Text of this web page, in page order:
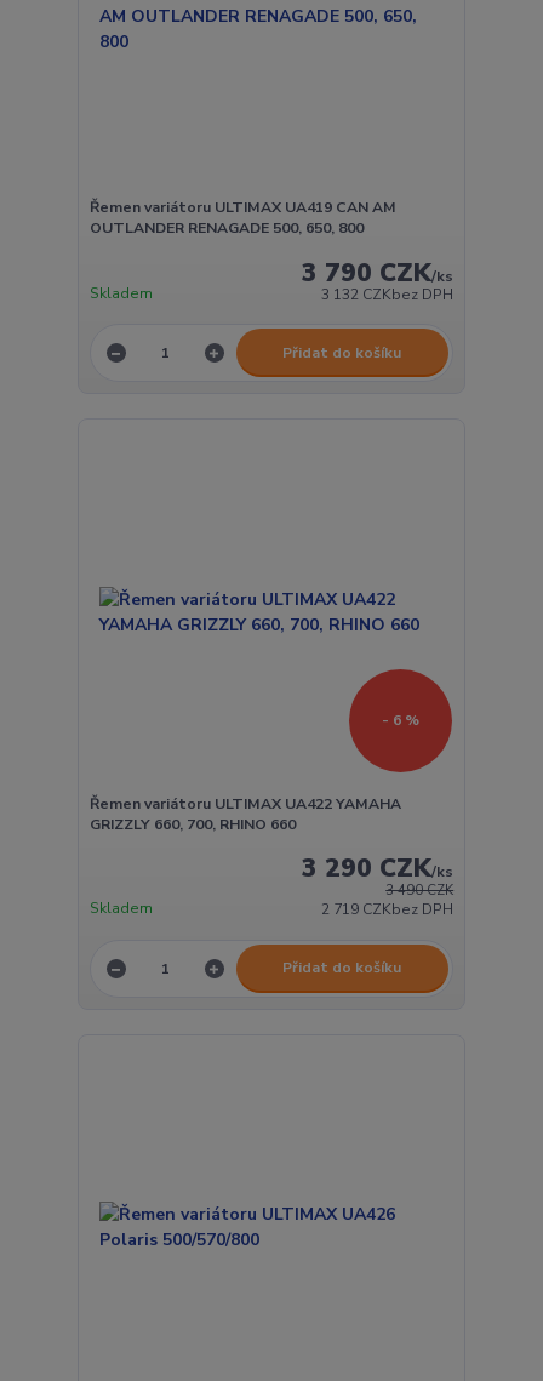
Řemen variátoru ULTIMAX UA419 CAN AM
OUTLANDER RENAGADE 500, 650, 800
3 790 CZK/ks
3 132 CZKbez DPH
Skladem
Přidat do košíku
- 6 %
Řemen variátoru ULTIMAX UA422 YAMAHA
GRIZZLY 660, 700, RHINO 660
3 490 CZK
3 290 CZK/ks
2 719 CZKbez DPH
Skladem
Přidat do košíku